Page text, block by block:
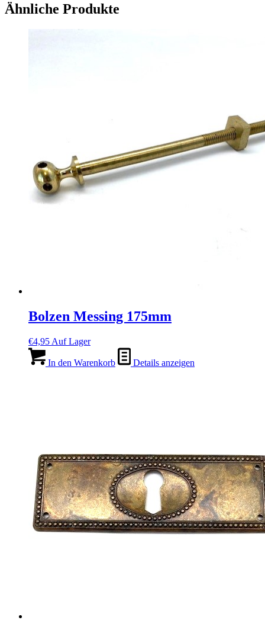
Ähnliche Produkte
Bolzen Messing 175mm
€4,95 Auf Lager
In den Warenkorb Details anzeigen